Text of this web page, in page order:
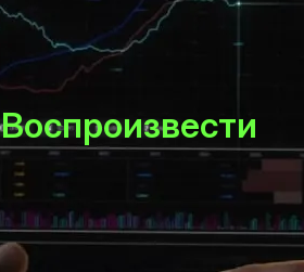
Запуск приложения для Android
Год основания платформы
Воспроизвести